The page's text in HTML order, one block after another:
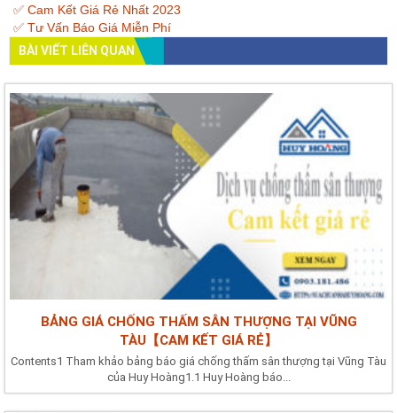
✅ Cam Kết Giá Rẻ Nhất 2023
✅ Tư Vấn Báo Giá Miễn Phí
BÀI VIẾT LIÊN QUAN
BẢNG GIÁ CHỐNG THẤM SÂN THƯỢNG TẠI VŨNG
TÀU【CAM KẾT GIÁ RẺ】
Contents1 Tham khảo bảng báo giá chống thấm sân thượng tại Vũng Tàu
của Huy Hoàng1.1 Huy Hoàng báo...